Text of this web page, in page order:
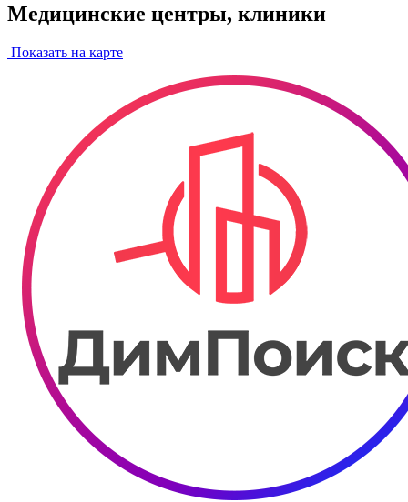
Медицинские центры, клиники
Показать на карте